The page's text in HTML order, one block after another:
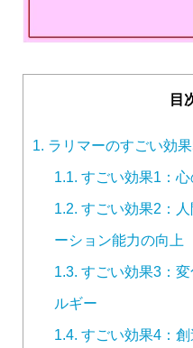
目
1. ラリマーのすごい効
1.1. すごい効果1：
1.2. すごい効果2：
ーション能力の向上
1.3. すごい効果3：
ルギー
1.4. すごい効果4：